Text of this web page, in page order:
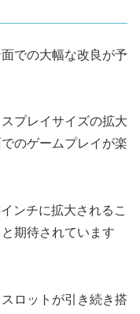
での大幅な改良が予
プレイサイズの拡大
のゲームプレイが楽
ンチに拡大されるこ
期待されています​
ロットが引き続き搭